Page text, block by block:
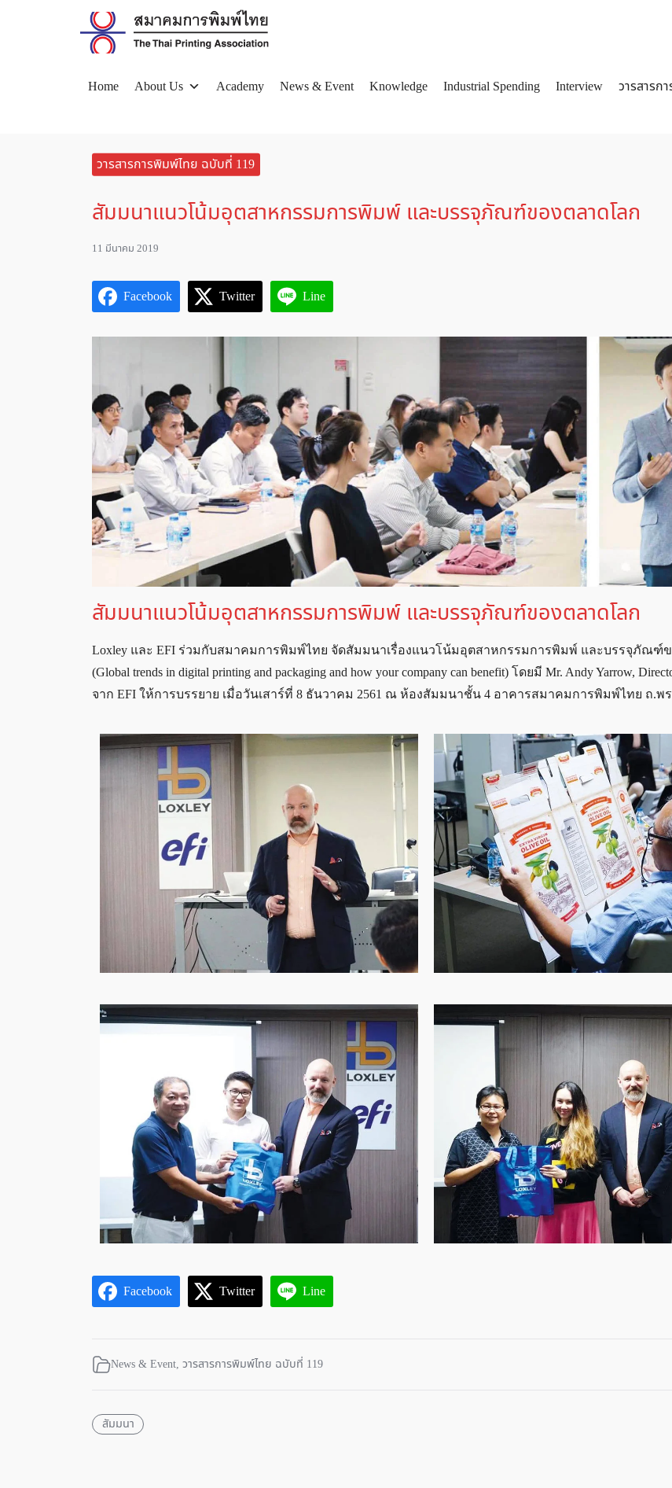
Home About Us Academy News & Event Knowledge Industrial Spending Interview วารสารก
วารสารการพิมพ์ไทย ฉบับที่ 119
สัมมนาแนวโน้มอุตสาหกรรมการพิมพ์ และบรรจุภัณฑ์ของตลาดโลก
11 มีนาคม 2019
Facebook Twitter Line
สัมมนาแนวโน้มอุตสาหกรรมการพิมพ์ และบรรจุภัณฑ์ของตลาดโลก
Loxley และ EFI ร่วมกับสมาคมการพิมพ์ไทย จัดสัมมนาเรื่องแนวโน้มอุตสาหกรรมการพิมพ์ และบรรจุภัณฑ์
(Global trends in digital printing and packaging and how your company can benefit) โดยมี Mr. Andy Yarrow,
จาก EFI ให้การบรรยาย เมื่อวันเสาร์ที่ 8 ธันวาคม 2561 ณ ห้องสัมมนาชั้น 4 อาคารสมาคมการพิมพ์ไทย ถ.พ
Facebook Twitter Line
News & Event, วารสารการพิมพ์ไทย ฉบับที่ 119
สัมมนา